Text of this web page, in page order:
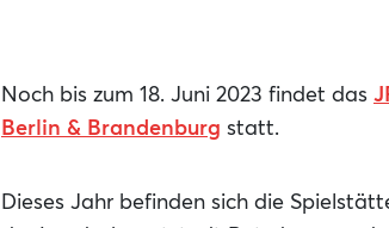
Noch bis zum 18. Juni 2023 findet das
Berlin & Brandenburg statt.
Dieses Jahr befinden sich die